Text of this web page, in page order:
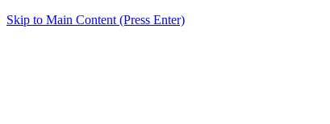
Skip to Main Content (Press Enter)